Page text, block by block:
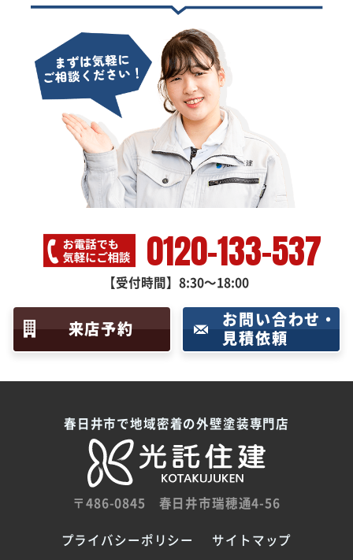
0120-133-537
【受付時間】8:30～18:00
来店予約
お問い合わせ・
見積依頼
春日井市で地域密着の外壁塗装専門店
〒486-0845 春日井市瑞穂通4-56
プライバシーポリシー サイトマップ